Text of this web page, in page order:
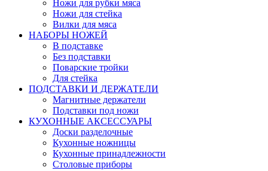
Ножи для рубки мяса
Ножи для стейка
Вилки для мяса
НАБОРЫ НОЖЕЙ
В подставке
Без подставки
Поварские тройки
Для стейка
ПОДСТАВКИ И ДЕРЖАТЕЛИ
Магнитные держатели
Подставки под ножи
КУХОННЫЕ АКСЕССУАРЫ
Доски разделочные
Кухонные ножницы
Кухонные принадлежности
Столовые приборы